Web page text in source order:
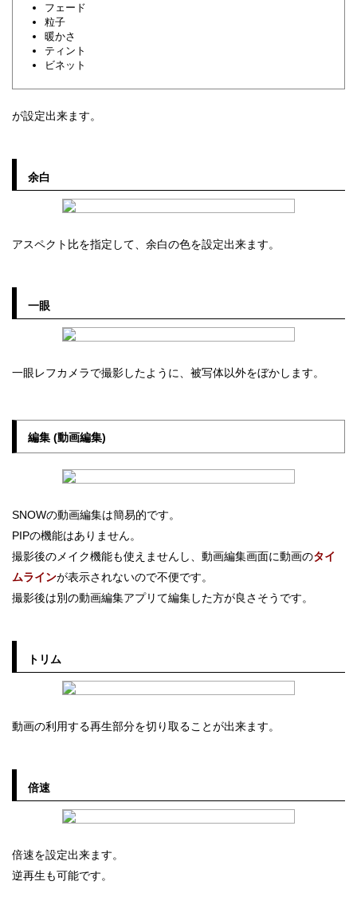
フェード
粒子
暖かさ
ティント
ビネット
が設定出来ます。
余白
アスペクト比を指定して、余白の色を設定出来ます。
一眼
一眼レフカメラで撮影したように、被写体以外をぼかします。
編集 (動画編集)
SNOWの動画編集は簡易的です。
PIPの機能はありません。
撮影後のメイク機能も使えませんし、動画編集画面に動画のタイ
ムラインが表示されないので不便です。
撮影後は別の動画編集アプリて編集した方が良さそうです。
トリム
動画の利用する再生部分を切り取ることが出来ます。
倍速
倍速を設定出来ます。
逆再生も可能です。